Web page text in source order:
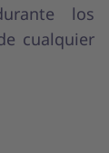
los
cualquier